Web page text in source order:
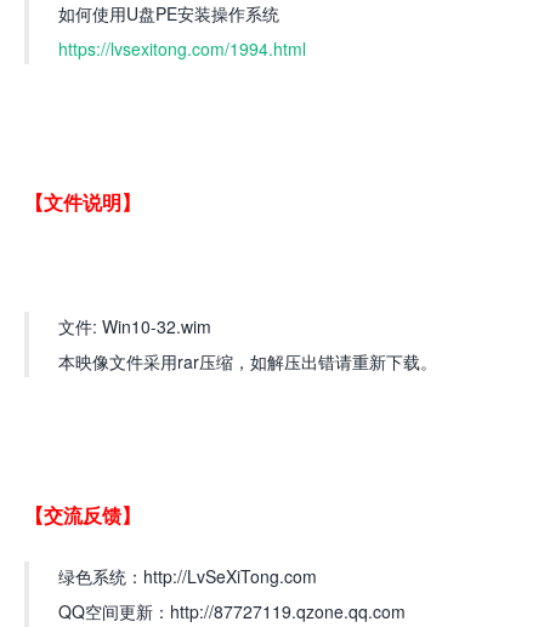
如何使用U盘PE安装操作系统
https://lvsexitong.com/1994.html
【文件说明】
文件: Win10-32.wim
本映像文件采用rar压缩，如解压出错请重新下载。
【交流反馈】
绿色系统：http://LvSeXiTong.com
QQ空间更新：http://87727119.qzone.qq.com